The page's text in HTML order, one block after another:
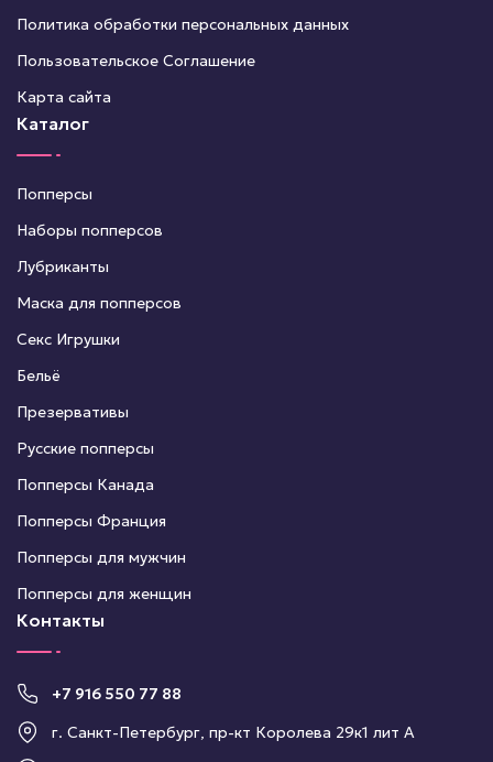
Политика обработки персональных данных
Пользовательское Соглашение
Карта сайта
Каталог
Попперсы
Наборы попперсов
Лубриканты
Маска для попперсов
Секс Игрушки
Бельё
Презервативы
Русские попперсы
Попперсы Канада
Попперсы Франция
Попперсы для мужчин
Попперсы для женщин
Контакты
+7 916 550 77 88
г. Санкт-Петербург, пр-кт Королева 29к1 лит А